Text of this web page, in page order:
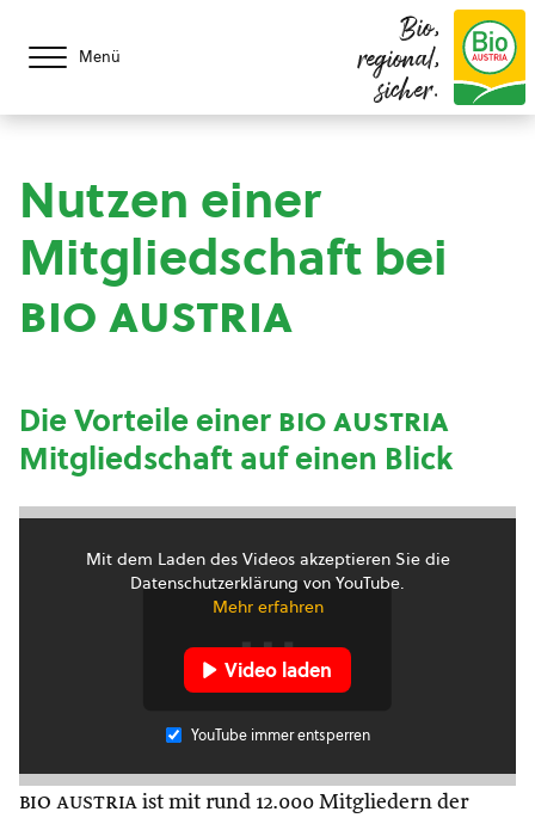
Menü
Bio,
regional,
sicher.
Nutzen einer
Mitgliedschaft bei
bio austria
Die Vorteile einerbio austria
Mitgliedschaft auf einen Blick
Mit dem Laden des Videos akzeptieren Sie die
Datenschutzerklärung von YouTube.
Mehr erfahren
Video laden
YouTube immer entsperren
bio austria ist mit rund 12.000 Mitgliedern der